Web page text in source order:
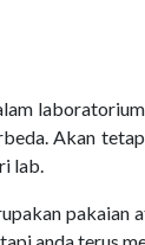
Akan
lab.
pakaian